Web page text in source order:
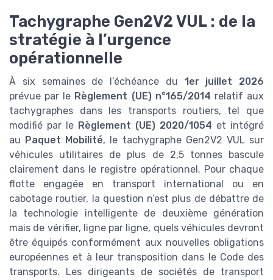
Tachygraphe Gen2V2 VUL : de la
stratégie à l’urgence
opérationnelle
À six semaines de l’échéance du 1er juillet 2026
prévue par le Règlement (UE) n°165/2014 relatif aux
tachygraphes dans les transports routiers, tel que
modifié par le Règlement (UE) 2020/1054 et intégré
au Paquet Mobilité, le tachygraphe Gen2V2 VUL sur
véhicules utilitaires de plus de 2,5 tonnes bascule
clairement dans le registre opérationnel. Pour chaque
flotte engagée en transport international ou en
cabotage routier, la question n’est plus de débattre de
la technologie intelligente de deuxième génération
mais de vérifier, ligne par ligne, quels véhicules devront
être équipés conformément aux nouvelles obligations
européennes et à leur transposition dans le Code des
transports. Les dirigeants de sociétés de transport